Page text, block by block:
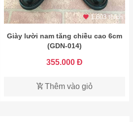
1.603 thích
Giày lười nam tăng chiều cao 6cm
(GDN-014)
355.000 Đ
Thêm vào giỏ